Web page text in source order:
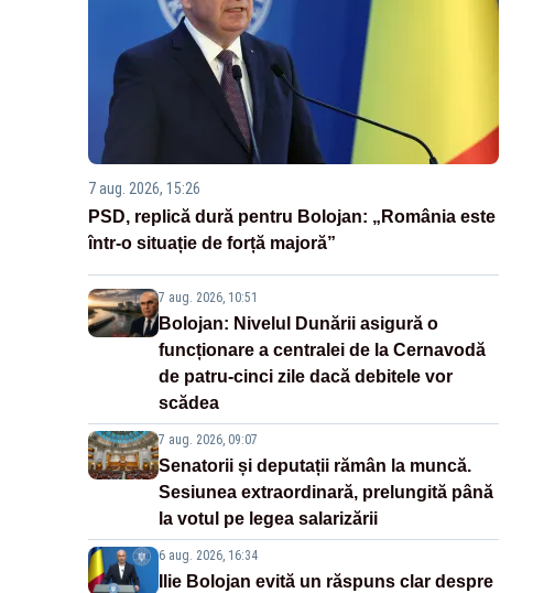
7 aug. 2026, 15:26
PSD, replică dură pentru Bolojan: „România este
într-o situație de forță majoră”
7 aug. 2026, 10:51
Bolojan: Nivelul Dunării asigură o
funcționare a centralei de la Cernavodă
de patru-cinci zile dacă debitele vor
scădea
7 aug. 2026, 09:07
Senatorii și deputații rămân la muncă.
Sesiunea extraordinară, prelungită până
la votul pe legea salarizării
6 aug. 2026, 16:34
Ilie Bolojan evită un răspuns clar despre